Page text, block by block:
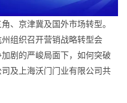
、京津冀及国外市场转型。
组织召开营销战略转型会
剧的严峻局面下，如何突破
及上海沃门门业有限公司共